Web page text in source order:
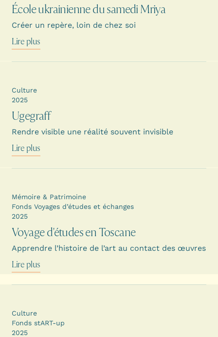
École ukrainienne du samedi Mriya
Créer un repère, loin de chez soi
Lire plus
Ugegraff
Rendre visible une réalité souvent invisible
Culture
2025
Lire plus
Voyage d'études en Toscane
Apprendre l’histoire de l’art au contact des œuvres
Mémoire & Patrimoine
Fonds Voyages d’études et échanges
2025
Lire plus
Culture
Fonds stART-up
2025